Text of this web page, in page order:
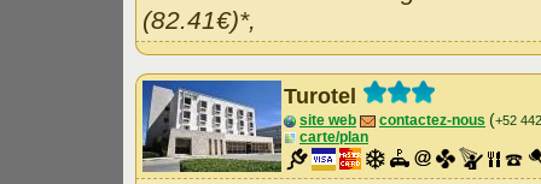
(82.41€)*,
Turotel
site web contactez-nous (+52
carte/plan